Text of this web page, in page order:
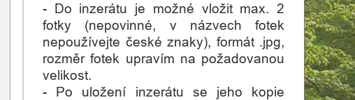
- Do inzerátu je možné vložit max. 2
fotky (nepovinné, v názvech fotek
nepoužívejte české znaky), formát .jpg,
rozměr fotek upravím na požadovanou
velikost.
- Po uložení inzerátu se jeho kopie